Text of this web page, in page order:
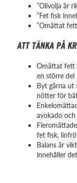
”Olivolja är
”Fet fisk
”Omättat
ATT TÄNKA PÅ
Omättat fett
en större
Byt gärna ut
nötter för
avokado
fet fisk,
Balans är
innehåller